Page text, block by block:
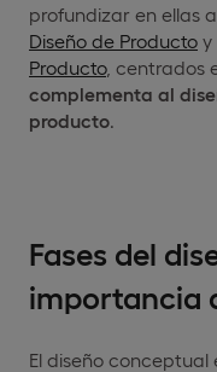
profundizar en ellas
Diseño de Producto y
Producto, centrados
complementa al
producto
Fases del
importancia
El diseño conceptual